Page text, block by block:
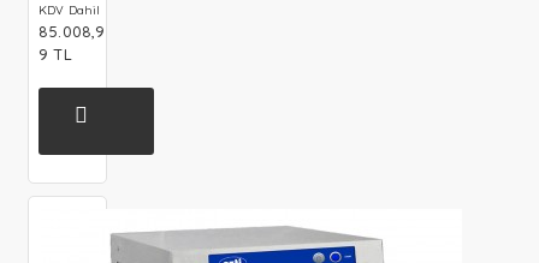
KDV Dahil
85.008,9
9 TL